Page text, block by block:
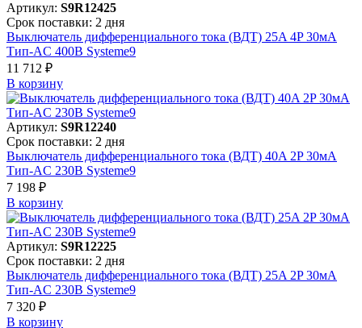
Артикул: S9R12425
Срок поставки: 2 дня
Выключатель дифференциального тока (ВДТ) 25A 4P 30мА
Тип-AC 400В Systeme9
11 712 ₽
В корзинy
Артикул: S9R12240
Срок поставки: 2 дня
Выключатель дифференциального тока (ВДТ) 40A 2P 30мА
Тип-AC 230В Systeme9
7 198 ₽
В корзинy
Артикул: S9R12225
Срок поставки: 2 дня
Выключатель дифференциального тока (ВДТ) 25A 2P 30мА
Тип-AC 230В Systeme9
7 320 ₽
В корзинy